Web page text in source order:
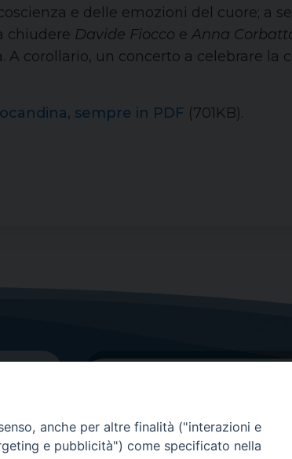
e delle emozioni del cuore; a
chiudere Davide Fiocco e Anna
corollario, un concerto a celebrare la
sempre in PDF (701KB).
anche per altre finalità ("interazioni e
e pubblicità") come specificato nella